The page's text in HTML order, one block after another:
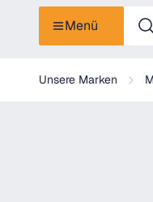
Menü
Unsere Marken
Makita Akku-Kapp-